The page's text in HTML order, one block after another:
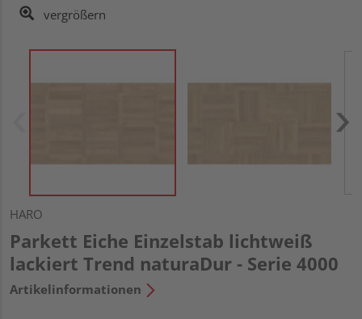
vergrößern
HARO
Parkett Eiche Einzelstab lichtweiß
lackiert Trend naturaDur - Serie 4000
Artikelinformationen